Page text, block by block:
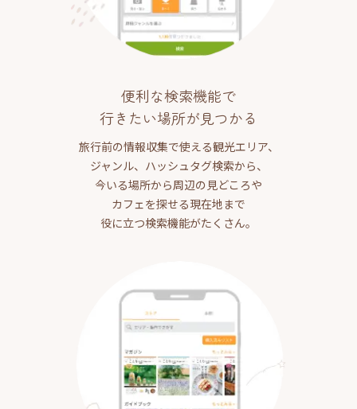
便利な検索機能で
行きたい場所が見つかる
旅行前の情報収集で使える観光エリア、
ジャンル、ハッシュタグ検索から、
今いる場所から周辺の見どころや
カフェを探せる現在地まで
役に立つ検索機能がたくさん。